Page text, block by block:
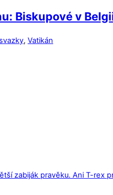
Biskupové v
, Vatikán
zabiják pravěku. Ani T-rex